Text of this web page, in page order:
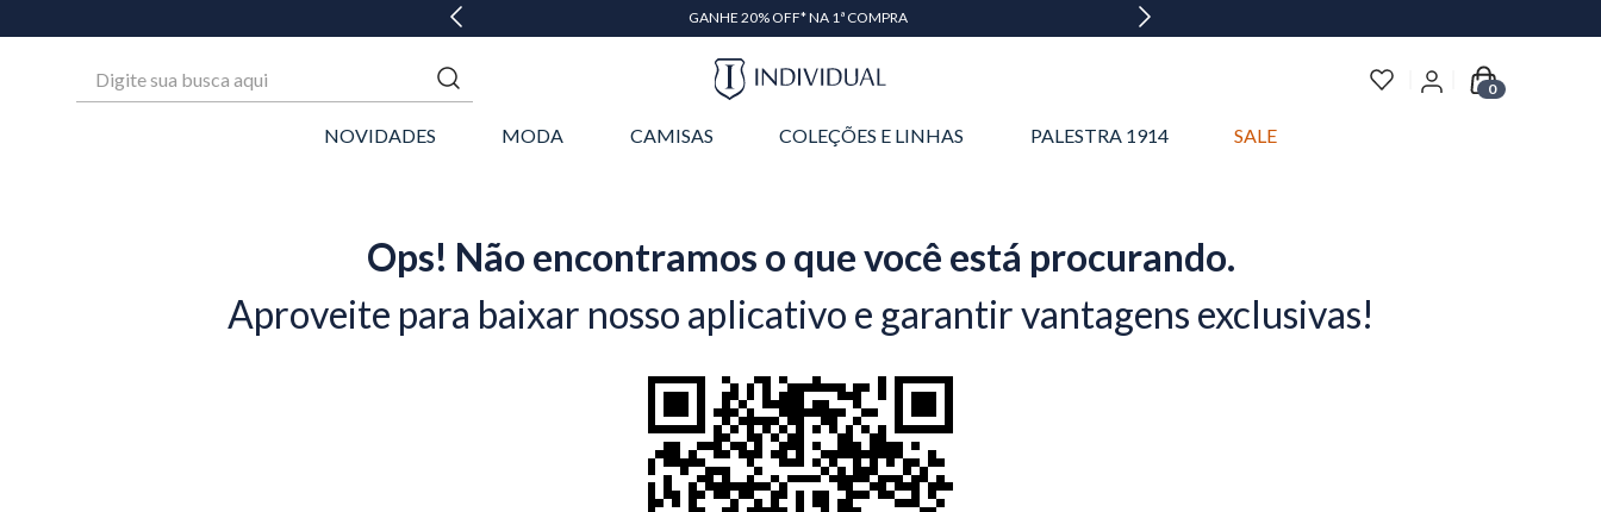
GANHE 20% OFF* NA 1ª COMPRA
0
NOVIDADES MODA CAMISAS COLEÇÕES E LINHAS PALESTRA 1914 SALE
Ops! Não encontramos o que você está procurando.
Aproveite para baixar nosso aplicativo e garantir vantagens exclusivas!